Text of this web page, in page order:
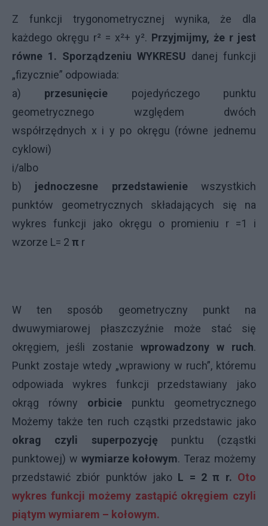
Z funkcji trygonometrycznej wynika, że dla
każdego okręgu r² = x²+ y². Przyjmijmy, że r jest
równe 1. Sporządzeniu WYKRESU danej funkcji
„fizycznie” odpowiada:
a) przesunięcie pojedyńczego punktu
geometrycznego względem dwóch
współrzędnych x i y po okręgu (równe jednemu
cyklowi)
i/albo
b) jednoczesne przedstawieniewszystkich
punktów geometrycznych składających się na
wykres funkcji jako okręgu o promieniu r =1 i
wzorze L= 2 π r
W ten sposób geometryczny punkt na
dwuwymiarowej płaszczyźnie może stać się
okręgiem, jeśli zostanie wprowadzony w ruch.
Punkt zostaje wtedy „wprawiony w ruch”, któremu
odpowiada wykres funkcji przedstawiany jako
okrąg równy orbicie punktu geometrycznego
Możemy także ten ruch cząstki przedstawic jako
okrag czyli superpozycję punktu (cząstki
punktowej) w wymiarze kołowym. Teraz możemy
przedstawić zbiór punktów jako L = 2 π r. Oto
wykres funkcji możemy zastąpić okręgiem czyli
piątym wymiarem – kołowym.